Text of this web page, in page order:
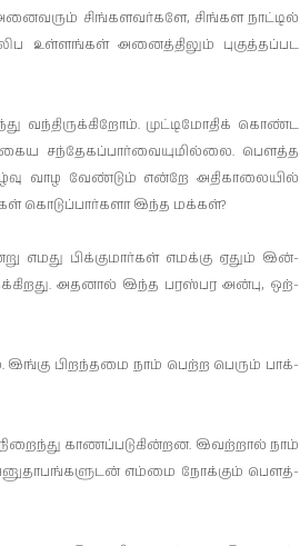
சிங்­க­ள­வர்­களே, சிங்­கள நாட்டில்
உள்­ளங்கள் அனைத்­திலும் புகுத்­தப்­பட
வந்­தி­ருக்­கிறோம். முட்­டி­மோதிக் கொண்ட
சந்­தே­கப்­பார்­வை­யு­மில்லை. பௌத்த
வாழ வேண்டும் என்றே அதி­கா­லையில்
கொடுப்­பார்­களா இந்த மக்கள்?
எமது பிக்­கு­மார்கள் எமக்கு ஏதும் இன்­
அதனால் இந்த பரஸ்­பர அன்பு, ஒற்­
பிறந்­தமை நாம் பெற்ற பெரும் பாக்­
காணப்­ப­டு­கின்­றன. இவற்றால் நாம்
எம்மை நோக்கும் பௌத்­